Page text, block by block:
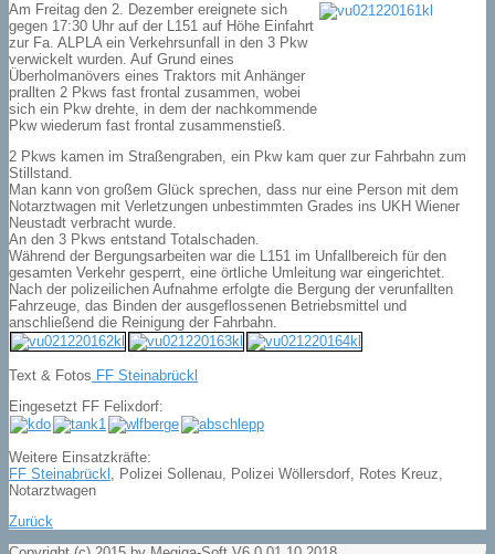
Am Freitag den 2. Dezember ereignete sich
gegen 17:30 Uhr auf der L151 auf Höhe Einfahrt
zur Fa. ALPLA ein Verkehrsunfall in den 3 Pkw
verwickelt wurden. Auf Grund eines
Überholmanövers eines Traktors mit Anhänger
prallten 2 Pkws fast frontal zusammen, wobei
sich ein Pkw drehte, in dem der nachkommende
Pkw wiederum fast frontal zusammenstieß.
2 Pkws kamen im Straßengraben, ein Pkw kam quer zur Fahrbahn zum
Stillstand.
Man kann von großem Glück sprechen, dass nur eine Person mit dem
Notarztwagen mit Verletzungen unbestimmten Grades ins UKH Wiener
Neustadt verbracht wurde.
An den 3 Pkws entstand Totalschaden.
Während der Bergungsarbeiten war die L151 im Unfallbereich für den
gesamten Verkehr gesperrt, eine örtliche Umleitung war eingerichtet.
Nach der polizeilichen Aufnahme erfolgte die Bergung der verunfallten
Fahrzeuge, das Binden der ausgeflossenen Betriebsmittel und
anschließend die Reinigung der Fahrbahn.
Text & Fotos FF Steinabrückl
Eingesetzt FF Felixdorf:
Weitere Einsatzkräfte:
FF Steinabrückl , Polizei Sollenau, Polizei Wöllersdorf, Rotes Kreuz,
Notarztwagen
Zurück